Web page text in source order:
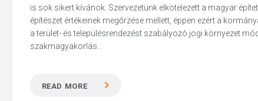
is sok sikert kívánok. Szervezetünk elkötelezett a magyar
építészet értékeinek megőrzése mellett, éppen ezért a
a terület- és településrendezést szabályozó jogi környezet
szakmagyakorlás...
READ MORE